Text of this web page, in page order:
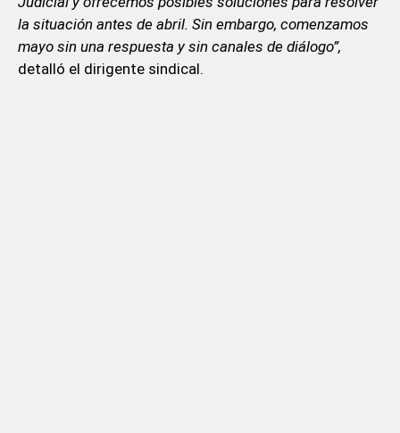
la situación antes de abril. Sin embargo, comenzamos
mayo sin una respuesta y sin canales de diálogo”,
detalló el dirigente sindical.